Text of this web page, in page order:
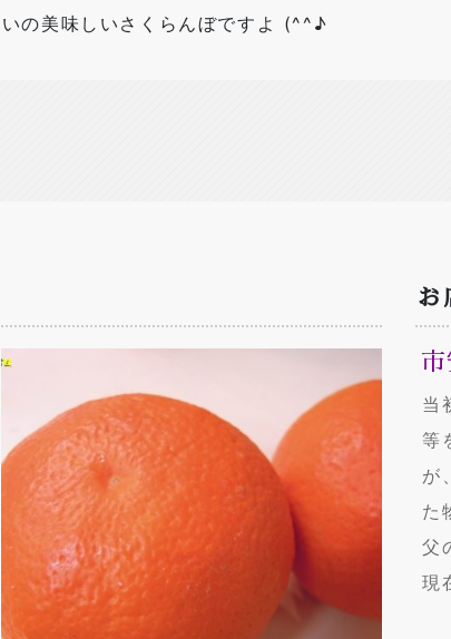
の美味しいさくらんぼですよ (^^♪
お
当
等
が
た
父
現